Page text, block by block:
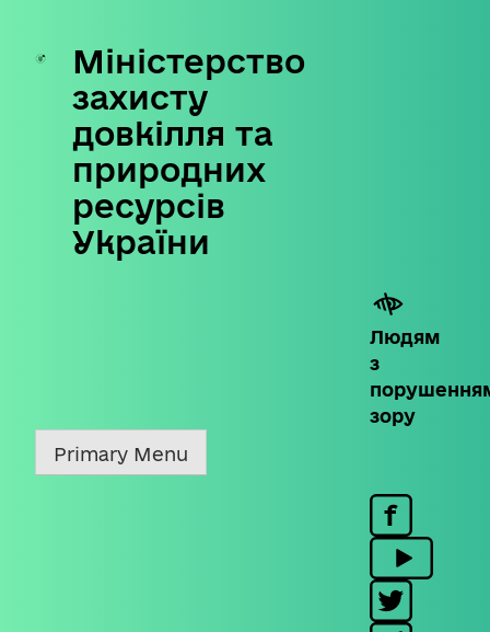
Skip
content
Міністерство
захисту
довкілля та
природних
ресурсів
України
Людям
з
зору
Primary Menu